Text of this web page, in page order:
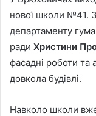
нової школи №41.
департаменту
ради Христини
фасадні роботи та
довкола будівлі.
Навколо школи